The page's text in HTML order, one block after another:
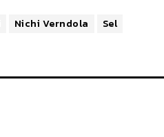
Nichi Verndola Sel